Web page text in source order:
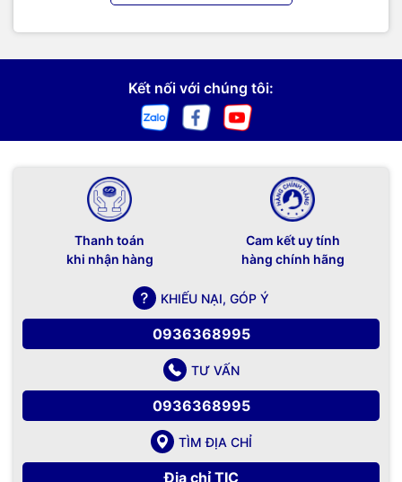
Kết nối với chúng tôi:
Thanh toán
khi nhận hàng
Cam kết uy tính
hàng chính hãng
KHIẾU NẠI, GÓP Ý
0936368995
TƯ VẤN
0936368995
TÌM ĐỊA CHỈ
Địa chỉ TIC